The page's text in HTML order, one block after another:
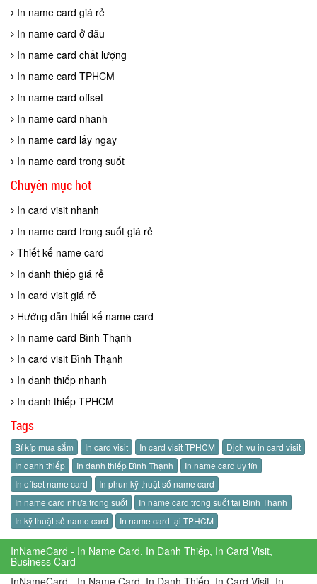
In name card giá rẻ
In name card ở đâu
In name card chất lượng
In name card TPHCM
In name card offset
In name card nhanh
In name card lấy ngay
In name card trong suốt
Chuyên mục hot
In card visit nhanh
In name card trong suốt giá rẻ
Thiết kế name card
In danh thiếp giá rẻ
In card visit giá rẻ
Hướng dẫn thiết kế name card
In name card Bình Thạnh
In card visit Bình Thạnh
In danh thiếp nhanh
In danh thiếp TPHCM
Tags
Bí kíp mua sắm In card visit In card visit TPHCM
Dịch vụ in card visit
In danh thiếp
In danh thiếp Bình Thạnh
In name card uy tín
In offset name card
In phun kỹ thuật số name card
In name card nhựa trong suốt
In name card trong suốt tại Bình Thạnh
In kỹ thuật số name card
In name card tại TPHCM
InNameCard - In Name Card, In Danh Thiếp, In Card Visit,
Business Card
InNameCard - In Name Card, In Danh Thiếp, In Card Visit, In